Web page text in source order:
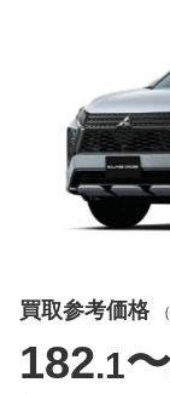
買取参考価格 （
182.1